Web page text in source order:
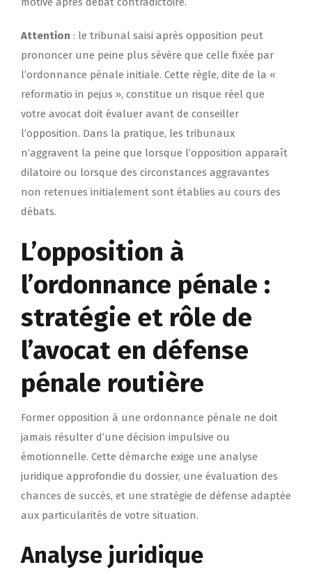
Attention : le tribunal saisi après opposition peut
prononcer une peine plus sévère que celle fixée par
l’ordonnance pénale initiale. Cette règle, dite de la «
reformatio in pejus », constitue un risque réel que
votre avocat doit évaluer avant de conseiller
l’opposition. Dans la pratique, les tribunaux
n’aggravent la peine que lorsque l’opposition apparaît
dilatoire ou lorsque des circonstances aggravantes
non retenues initialement sont établies au cours des
débats.
L’opposition à
l’ordonnance pénale :
stratégie et rôle de
l’avocat en défense
pénale routière
Former opposition à une ordonnance pénale ne doit
jamais résulter d’une décision impulsive ou
émotionnelle. Cette démarche exige une analyse
juridique approfondie du dossier, une évaluation des
chances de succès, et une stratégie de défense adaptée
aux particularités de votre situation.
Analyse juridique